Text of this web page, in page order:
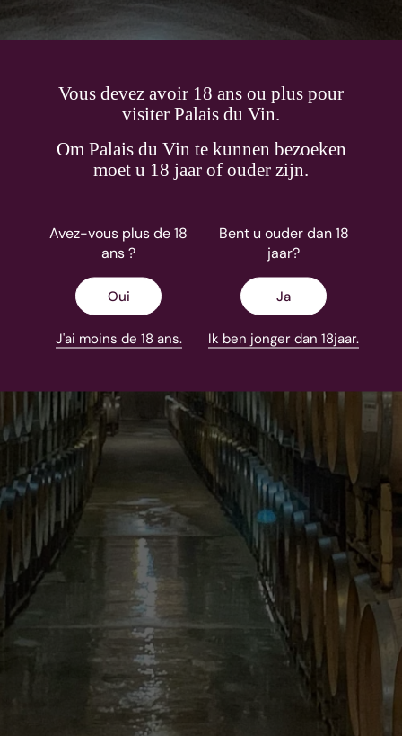
Vous devez avoir 18 ans ou plus pour
visiter Palais du Vin.
Om Palais du Vin te kunnen bezoeken
moet u 18 jaar of ouder zijn.
Avez-vous plus de 18
ans ?
Oui
J'ai moins de 18 ans.
Bent u ouder dan 18
jaar?
Ja
Ik ben jonger dan 18jaar.
Dune
En savoir plus